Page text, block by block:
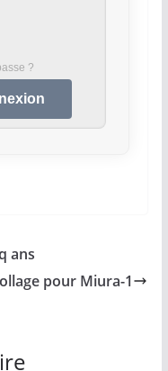
?
ans
pour Miura-1